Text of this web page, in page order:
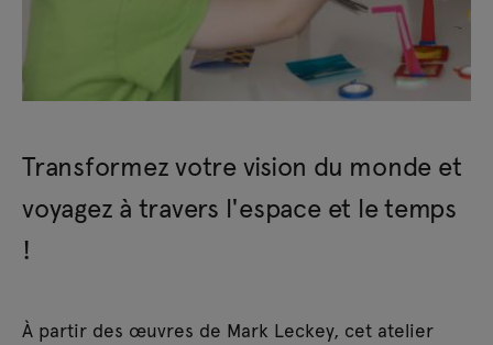
Transformez votre vision du monde et
voyagez à travers l'espace et le temps
!
À partir des œuvres de Mark Leckey, cet atelier